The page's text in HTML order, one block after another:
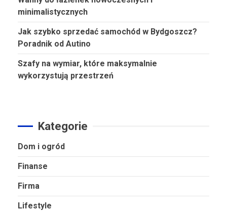
minimalistycznych
Jak szybko sprzedać samochód w Bydgoszcz?
Poradnik od Autino
Szafy na wymiar, które maksymalnie
wykorzystują przestrzeń
Kategorie
Dom i ogród
Finanse
Firma
Lifestyle